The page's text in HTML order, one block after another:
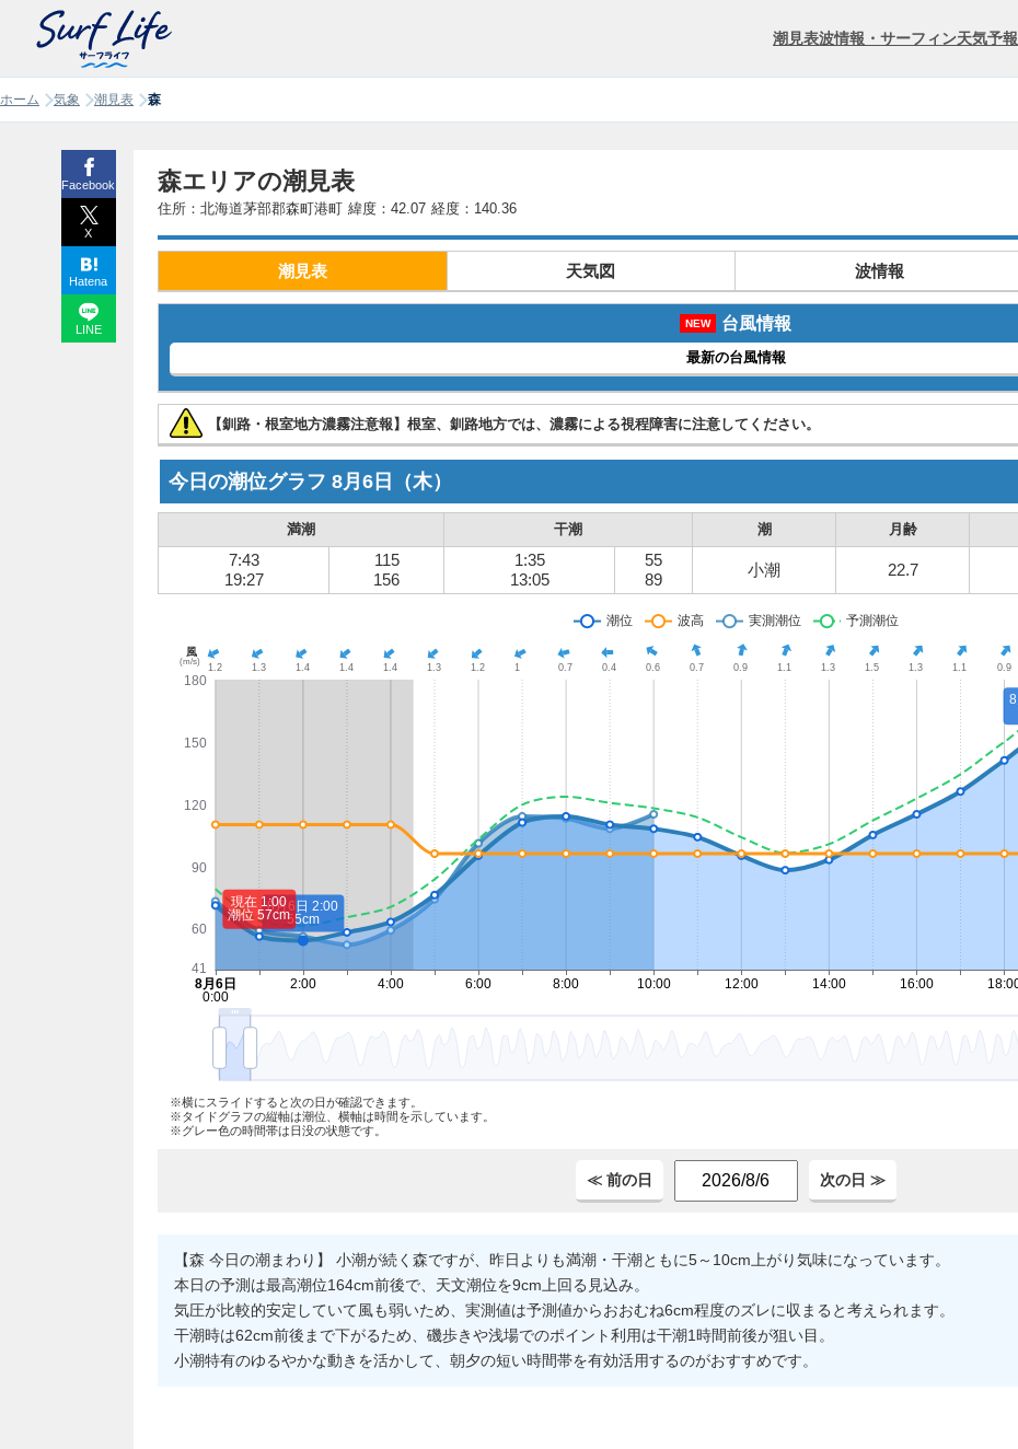
潮見表波情報・サーフィン天気予報
ホーム 気象 潮見表 森
森エリアの潮見表
住所：北海道茅部郡森町港町 緯度：42.07 経度：140.36
潮見表 天気図 波情報
NEW 台風情報
最新の台風情報
【釧路・根室地方濃霧注意報】根室、釧路地方では、濃霧による視程障害に注意してください。
今日の潮位グラフ 8月6日 （木）
満潮 干潮 潮 月齢
7:43
19:27
115
156
1:35
13:05
55
89
小潮 22.7
※横にスライドすると次の日が確認できます。
※タイドグラフの縦軸は潮位、横軸は時間を示しています。
※グレー色の時間帯は日没の状態です。
≪ 前の日 次の日 ≫
【森 今日の潮まわり】 小潮が続く森ですが、昨日よりも満潮・干潮ともに5～10cm上がり気味になっています。
本日の予測は最高潮位164cm前後で、天文潮位を9cm上回る見込み。
気圧が比較的安定していて風も弱いため、実測値は予測値からおおむね6cm程度のズレに収まると考えられます。
干潮時は62cm前後まで下がるため、磯歩きや浅場でのポイント利用は干潮1時間前後が狙い目。
小潮特有のゆるやかな動きを活かして、朝夕の短い時間帯を有効活用するのがおすすめです。
Facebook
X
Hatena
LINE